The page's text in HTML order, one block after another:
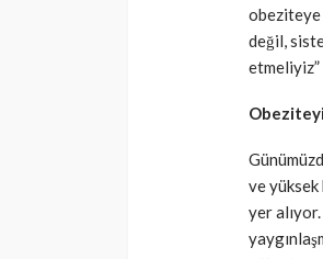
obeziteye
değil,
etmeliyiz”
ve yüksek
yer